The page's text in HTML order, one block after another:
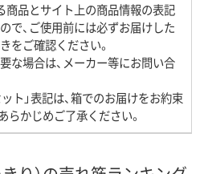
商品とサイト上の商品情報の表記
で、ご使用前には必ずお届けした
をご確認ください。
な場合は、メーカー等にお問い合
ト」表記は、箱でのお届けをお約束
らかじめご了承ください。